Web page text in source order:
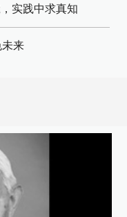
实践中求真知
未来